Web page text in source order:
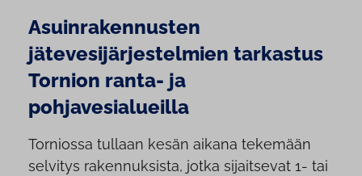
Asuinrakennusten
jätevesijärjestelmien tarkastus
Tornion ranta- ja
pohjavesialueilla
Torniossa tullaan kesän aikana tekemään
selvitys rakennuksista, jotka sijaitsevat 1- tai